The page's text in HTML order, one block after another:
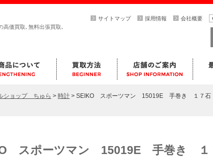
高価買取､無料出張買取､
サイトマップ 採用情報 会社概要
ショップ ちゅら > 時計 > SEIKO スポーツマン 15019E 手巻き １７石
スポーツマン 15019E 手巻き